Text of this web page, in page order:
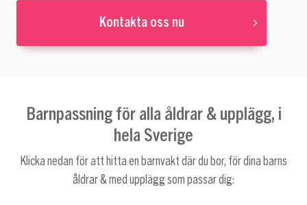
Kontakta oss nu
Barnpassning för alla åldrar & upplägg, i
hela Sverige
Klicka nedan för att hitta en barnvakt där du bor, för dina barns
åldrar & med upplägg som passar dig: